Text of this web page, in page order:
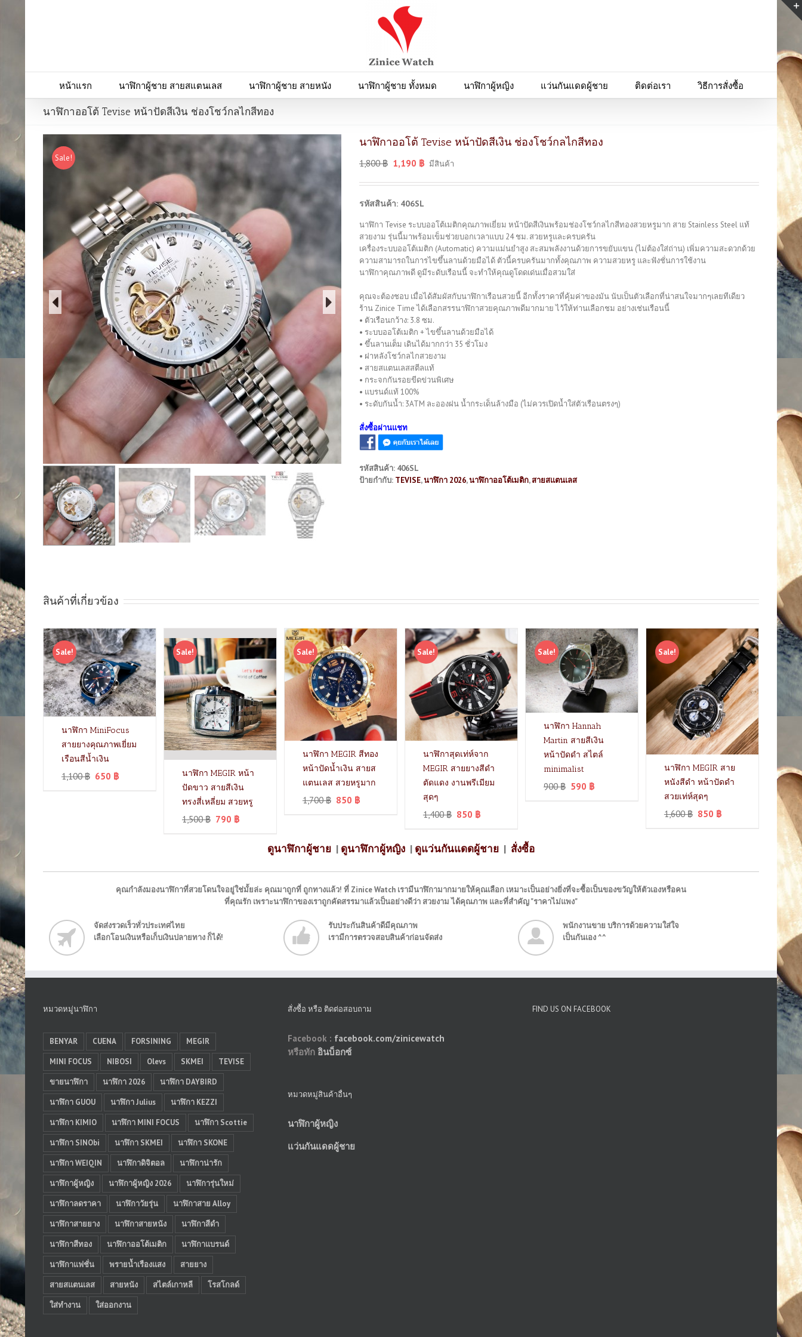
หน้าแรก นาฬิกาผู้ชาย สายสแตนเลส นาฬิกาผู้ชาย สายหนัง นาฬิกาผู้ชาย ทั้งหมด นาฬิกาผู้หญิง แว่นกันแดดผู้ชาย ติดต่อเรา วิธีการสั่งซื้อ
นาฬิกาออโต้ Tevise หน้าปัดสีเงิน ช่องโชว์กลไกสีทอง
Sale!
นาฬิกาออโต้ Tevise หน้าปัดสีเงิน ช่องโชว์กลไกสีทอง
1,800฿ 1,190 ฿ มีสินค้า
รหัสสินค้า: 406SL
นาฬิกา Tevise ระบบออโต้เมติกคุณภาพเยี่ยม หน้าปัดสีเงินพร้อมช่องโชว์กลไกสีทองสวยหรูมาก สาย Stainless Steel แท้
สวยงาม รุ่นนี้มาพร้อมเข็มช่วยบอกเวลาแบบ 24 ชม. สวยหรูและครบครัน
เครื่องระบบออโต้เมติก (Automatic) ความแม่นยำสูง สะสมพลังงานด้วยการขยับแขน (ไม่ต้องใส่ถ่าน) เพิ่มความสะดวกด้วย
ความสามารถในการไขขึ้นลานด้วยมือได้ ตัวนี้ครบครันมากทั้งคุณภาพ ความสวยหรู และฟังชั่นการใช้งาน
นาฬิกาคุณภาพดี ดูมีระดับเรือนนี้ จะทำให้คุณดูโดดเด่นเมื่อสวมใส่
คุณจะต้องชอบ เมื่อได้สัมผัสกับนาฬิกาเรือนสวยนี้ อีกทั้งราคาที่คุ้มค่าของมัน นับเป็นตัวเลือกที่น่าสนใจมากๆเลยทีเดียว
ร้าน Zinice Time ได้เลือกสรรนาฬิกาสวยคุณภาพดีมากมาย ไว้ให้ท่านเลือกชม อย่างเช่นเรือนนี้
• ตัวเรือนกว้าง: 3.8 ซม.
• ระบบออโต้เมติก + ไขขึ้นลานด้วยมือได้
• ขึ้นลานเต็ม เดินได้มากกว่า 35 ชั่วโมง
• ฝาหลังโชว์กลไกสวยงาม
• สายสแตนเลสสตีลแท้
• กระจกกันรอยขีดข่วนพิเศษ
• แบรนด์แท้ 100%
• ระดับกันน้ำ: 3ATM ละอองฝน น้ำกระเด็นล้างมือ (ไม่ควรเปิดน้ำใส่ตัวเรือนตรงๆ)
สั่งซื้อผ่านแชท
รหัสสินค้า: 406SL
ป้ายกำกับ: TEVISE,นาฬิกา 2026,นาฬิกาออโต้เมติก,สายสแตนเลส
สินค้าที่เกี่ยวข้อง
Sale!
นาฬิกา MiniFocus
สายยางคุณภาพเยี่ยม
เรือนสีน้ำเงิน
1,100฿ 650 ฿
Sale!
นาฬิกา MEGIR หน้า
ปัดขาว สายสีเงิน
ทรงสี่เหลี่ยม สวยหรู
1,500฿ 790 ฿
Sale!
นาฬิกา MEGIR สีทอง
หน้าปัดน้ำเงิน สายส
แตนเลส สวยหรูมาก
1,700฿ 850 ฿
Sale!
นาฬิกาสุดเท่ห์จาก
MEGIR สายยางสีดำ
ตัดแดง งานพรีเมียม
สุดๆ
1,400฿ 850 ฿
Sale!
นาฬิกา Hannah
Martin สายสีเงิน
หน้าปัดดำ สไตล์
minimalist
900฿ 590 ฿
Sale!
นาฬิกา MEGIR สาย
หนังสีดำ หน้าปัดดำ
สวยเท่ห์สุดๆ
1,600฿ 850 ฿
ดูนาฬิกาผู้ชาย | ดูนาฬิกาผู้หญิง | ดูแว่นกันแดดผู้ชาย | สั่งซื้อ
คุณกำลังมองนาฬิกาที่สวยโดนใจอยู่ใช่มั้ยล่ะ คุณมาถูกที่ ถูกทางแล้ว! ที่ Zinice Watch เรามีนาฬิกามากมายให้คุณเลือก เหมาะเป็นอย่างยิ่งที่จะซื้อเป็นของขวัญให้ตัวเองหรือคน
ที่คุณรัก เพราะนาฬิกาของเราถูกคัดสรรมาแล้วเป็นอย่างดีว่า สวยงาม ได้คุณภาพ และที่สำคัญ "ราคาไม่แพง"
จัดส่งรวดเร็วทั่วประเทศไทย
เลือกโอนเงินหรือเก็บเงินปลายทาง ก็ได้!
รับประกันสินค้าดีมีคุณภาพ
เรามีการตรวจสอบสินค้าก่อนจัดส่ง
พนักงานขาย บริการด้วยความใส่ใจ
เป็นกันเอง ^^
หมวดหมู่นาฬิกา
BENYAR CUENA FORSINING
MEGIR
MINI FOCUS
NIBOSI Olevs SKMEI
TEVISE
ขายนาฬิกา
นาฬิกา 2026
นาฬิกา DAYBIRD
นาฬิกา GUOU
นาฬิกา Julius
นาฬิกา KEZZI
นาฬิกา KIMIO
นาฬิกา MINI FOCUS
นาฬิกา Scottie
นาฬิกา SINObi
นาฬิกา SKMEI
นาฬิกา SKONE
นาฬิกา WEIQIN
นาฬิกาดิจิตอล
นาฬิกาน่ารัก
นาฬิกาผู้หญิง
นาฬิกาผู้หญิง 2026
นาฬิการุ่นใหม่
นาฬิกาลดราคา
นาฬิกาวัยรุ่น
นาฬิกาสาย Alloy
นาฬิกาสายยาง
นาฬิกาสายหนัง
นาฬิกาสีดำ
นาฬิกาสีทอง
นาฬิกาออโต้เมติก
นาฬิกาแบรนด์
นาฬิกาแฟชั่น
พรายน้ำเรืองแสง
สายยาง
สายสแตนเลส
สายหนัง สไตล์เกาหลี
โรสโกลด์
ใส่ทำงาน
ใส่ออกงาน
สั่งซื้อ หรือ ติดต่อสอบถาม
Facebook : facebook.com/zinicewatch
หรือทัก อินบ็อกซ์
หมวดหมู่สินค้าอื่นๆ
นาฬิกาผู้หญิง
แว่นกันแดดผู้ชาย
FIND US ON FACEBOOK